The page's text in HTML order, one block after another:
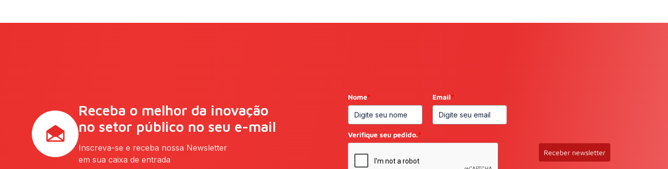
Receba o melhor da inovação
no setor público no seu e-mail
Inscreva-se e receba nossa Newsletter
em sua caixa de entrada
Nome* Email*
Verifique seu pedido.*
Receber newsletter